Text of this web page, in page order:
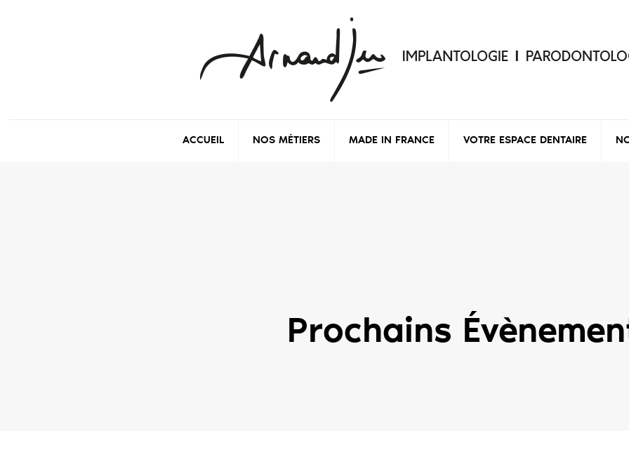
ACCUEIL NOS MÉTIERS MADE IN FRANCE VOTRE ESPACE DENTAIRE
Prochains